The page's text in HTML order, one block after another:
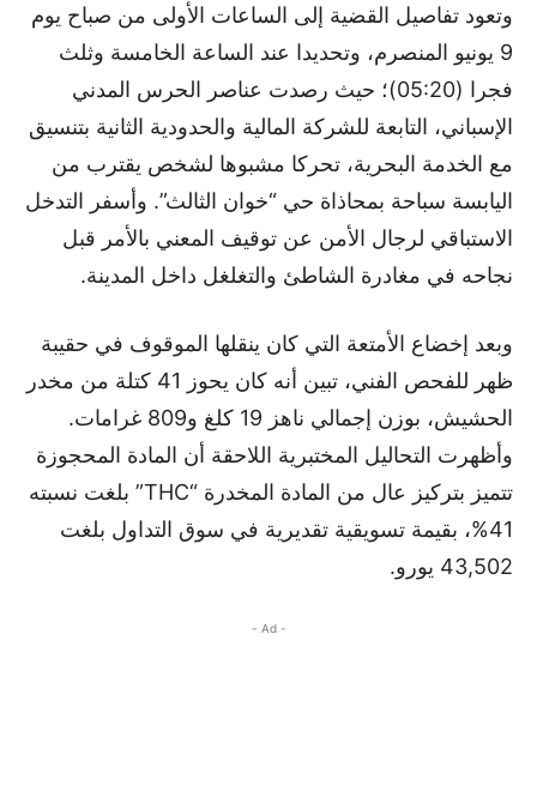
وتعود تفاصيل القضية إلى الساعات الأولى من صباح يوم
9 يونيو المنصرم، وتحديدا عند الساعة الخامسة وثلث
فجرا (05:20)؛ حيث رصدت عناصر الحرس المدني
الإسباني، التابعة للشركة المالية والحدودية الثانية بتنسيق
مع الخدمة البحرية، تحركا مشبوها لشخص يقترب من
اليابسة سباحة بمحاذاة حي “خوان الثالث”. وأسفر التدخل
الاستباقي لرجال الأمن عن توقيف المعني بالأمر قبل
نجاحه في مغادرة الشاطئ والتغلغل داخل المدينة.
وبعد إخضاع الأمتعة التي كان ينقلها الموقوف في حقيبة
ظهر للفحص الفني، تبين أنه كان يحوز 41 كتلة من مخدر
الحشيش، بوزن إجمالي ناهز 19 كلغ و809 غرامات.
وأظهرت التحاليل المختبرية اللاحقة أن المادة المحجوزة
تتميز بتركيز عال من المادة المخدرة “THC” بلغت نسبته
41%، بقيمة تسويقية تقديرية في سوق التداول بلغت
43,502 يورو.
- Ad -